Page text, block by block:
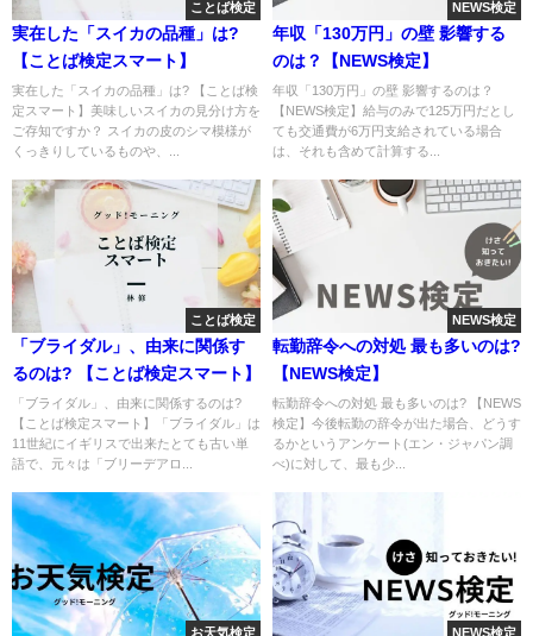
ことば検定
実在した「スイカの品種」は?
【ことば検定スマート】
実在した「スイカの品種」は? 【ことば検
定スマート】美味しいスイカの見分け方を
ご存知ですか？ スイカの皮のシマ模様が
くっきりしているものや、...
NEWS検定
年収「130万円」の壁 影響する
のは？【NEWS検定】
年収「130万円」の壁 影響するのは？
【NEWS検定】給与のみで125万円だとし
ても交通費が6万円支給されている場合
は、それも含めて計算する...
ことば検定
「ブライダル」、由来に関係す
るのは? 【ことば検定スマート】
「ブライダル」、由来に関係するのは?
【ことば検定スマート】「ブライダル」は
11世紀にイギリスで出来たとても古い単
語で、元々は「ブリーデアロ...
NEWS検定
転勤辞令への対処 最も多いのは?
【NEWS検定】
転勤辞令への対処 最も多いのは? 【NEWS
検定】今後転勤の辞令が出た場合、どうす
るかというアンケート(エン・ジャパン調
べ)に対して、最も少...
お天気検定 NEWS検定